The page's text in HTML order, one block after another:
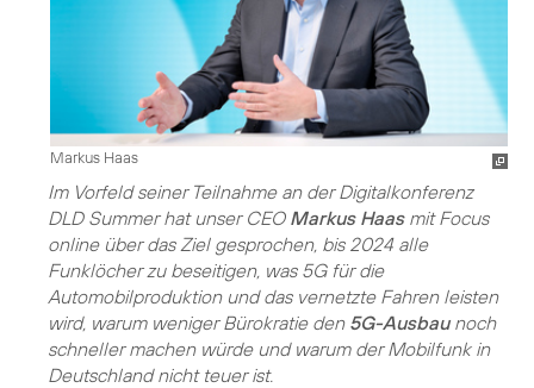
Markus Haas
Im Vorfeld seiner Teilnahme an der Digitalkonferenz
DLD Summer hat unser CEO Markus Haasmit Focus
online über das Ziel gesprochen, bis 2024 alle
Funklöcher zu beseitigen, was 5G für die
Automobilproduktion und das vernetzte Fahren leisten
wird, warum weniger Bürokratie den 5G-Ausbaunoch
schneller machen würde und warum der Mobilfunk in
Deutschland nicht teuer ist.